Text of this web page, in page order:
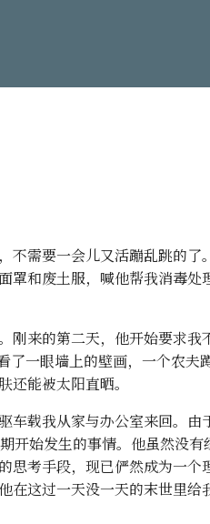
不需要一会儿又活蹦乱跳的了
罩和废土服，喊他帮我消毒处
刚来的第二天，他开始要求我
一眼墙上的壁画，一个农夫
能被太阳直晒。
车载我从家与办公室来回。由
开始发生的事情。他虽然没有
思考手段，现已俨然成为一个
在这过一天没一天的末世里给